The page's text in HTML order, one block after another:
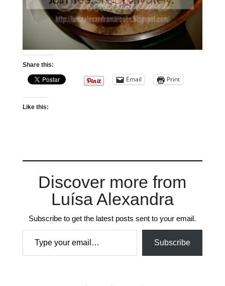
Share this:
Email Print
Like this:
Discover more from
Luísa Alexandra
Subscribe to get the latest posts sent to your email.
Type your email…
Subscribe